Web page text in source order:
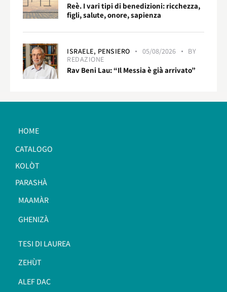
Reè. I vari tipi di benedizioni: ricchezza,
figli, salute, onore, sapienza
ISRAELE, PENSIERO 05/08/2026
BY
REDAZIONE
Rav Beni Lau: “Il Messia è già arrivato”
HOME
CATALOGO
KOLÒT
PARASHÀ
MAAMÀR
GHENIZÀ
TESI DI LAUREA
ZEHÙT
ALEF DAC